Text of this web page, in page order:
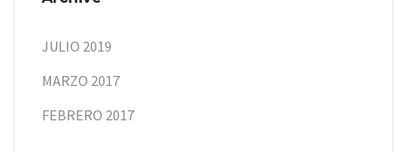
JULIO 2019
MARZO 2017
FEBRERO 2017